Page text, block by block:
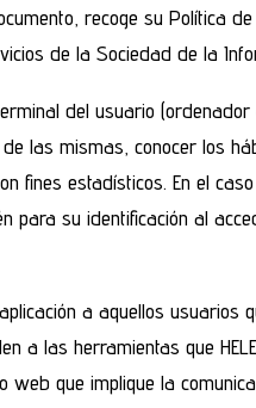
recoge su Política
de la Sociedad de la
del usuario
las mismas, conocer los
fines estadísticos. En el
su identificación al
a aquellos usuarios
a las herramientas que
que implique la